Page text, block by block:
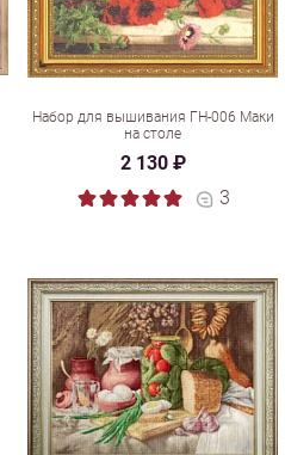
Набор для вышивания ГН-006 Маки
на столе
2 130 ₽
3